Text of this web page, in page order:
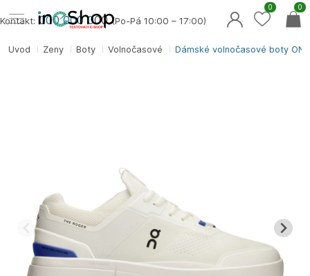
Úvod Ženy Boty Volnočasové Dámské volnočasové boty ON
Kontakt: 000 000 000(Po-Pá 10:00 – 17:00)
0
0